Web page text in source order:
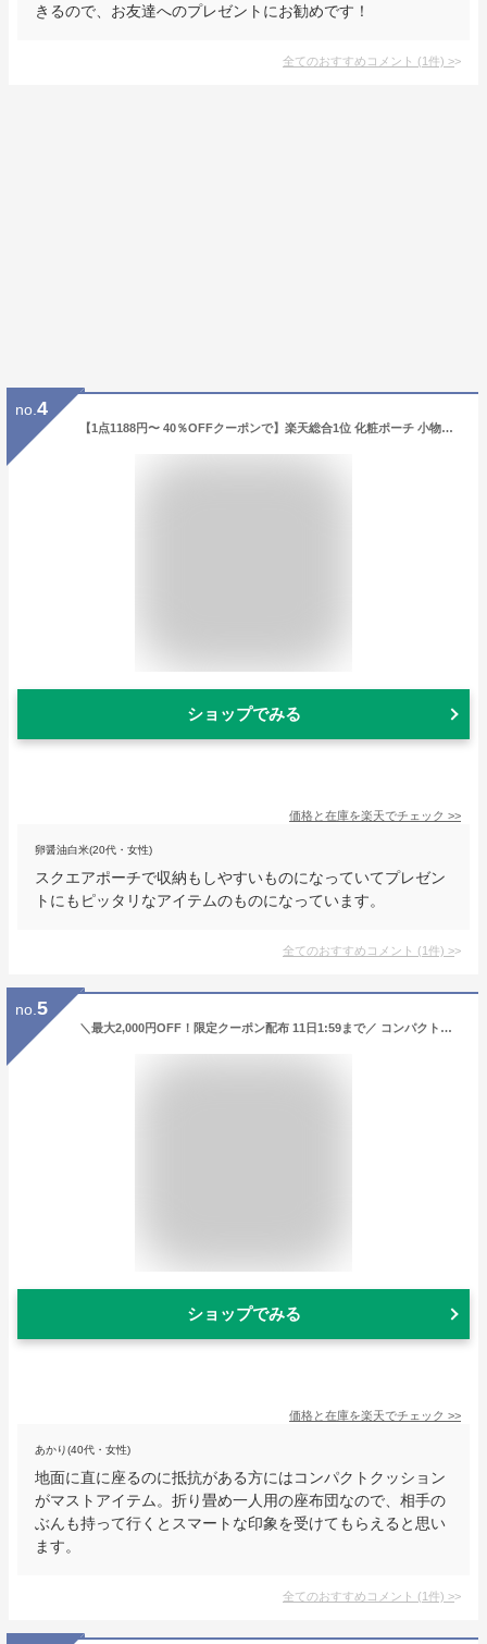
きるので、お友達へのプレゼントにお勧めです！
全てのおすすめコメント (1件) >
no. 4
【1点1188円〜 40％OFFクーポンで】楽天総合1位 化粧ポーチ 小物入れ メイクポーチ ポーチ 自立 立てて収納 スクエア 便利 トラベル 旅行 可愛い プレゼント コンパクト バッグインバッグ スクエアポーチ 父の日 プレゼント おしゃれ
ショップでみる
価格と在庫を楽天でチェック >>
卵醤油白米(20代・女性)
スクエアポーチで収納もしやすいものになっていてプレゼン
トにもピッタリなアイテムのものになっています。
全てのおすすめコメント (1件) >
no. 5
＼最大2,000円OFF！限定クーポン配布 11日1:59まで／ コンパクトクッション GREEN JAMBOREE [レジャークッション 座布団 一人用 コンパクト 軽量 折りたたみ クッション アウトドア 公園 ピクニック スポーツ観戦 お家 可愛い おしゃれ 子供 便利 アサヒ興洋]
ショップでみる
価格と在庫を楽天でチェック >>
あかり(40代・女性)
地面に直に座るのに抵抗がある方にはコンパクトクッション
がマストアイテム。折り畳め一人用の座布団なので、相手の
ぶんも持って行くとスマートな印象を受けてもらえると思い
ます。
全てのおすすめコメント (1件) >